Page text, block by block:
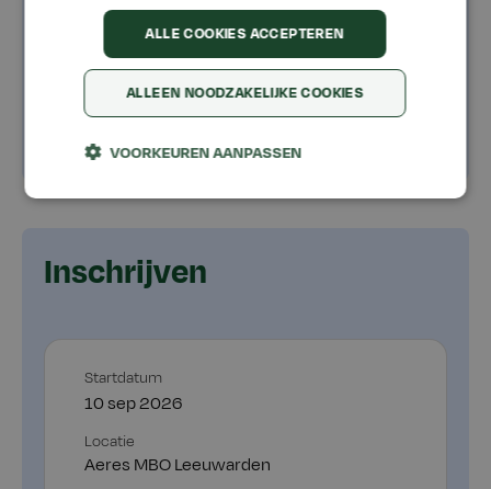
Toelatingseisen
Inschrijven
Startdatum
10 sep 2026
Locatie
Aeres MBO Leeuwarden
ALLE COOKIES ACCEPTEREN
ALLEEN NOODZAKELIJKE COOKIES
VOORKEUREN AANPASSEN